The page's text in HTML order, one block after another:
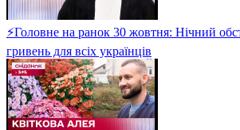
Що має бути в індивідуальній аптечці?